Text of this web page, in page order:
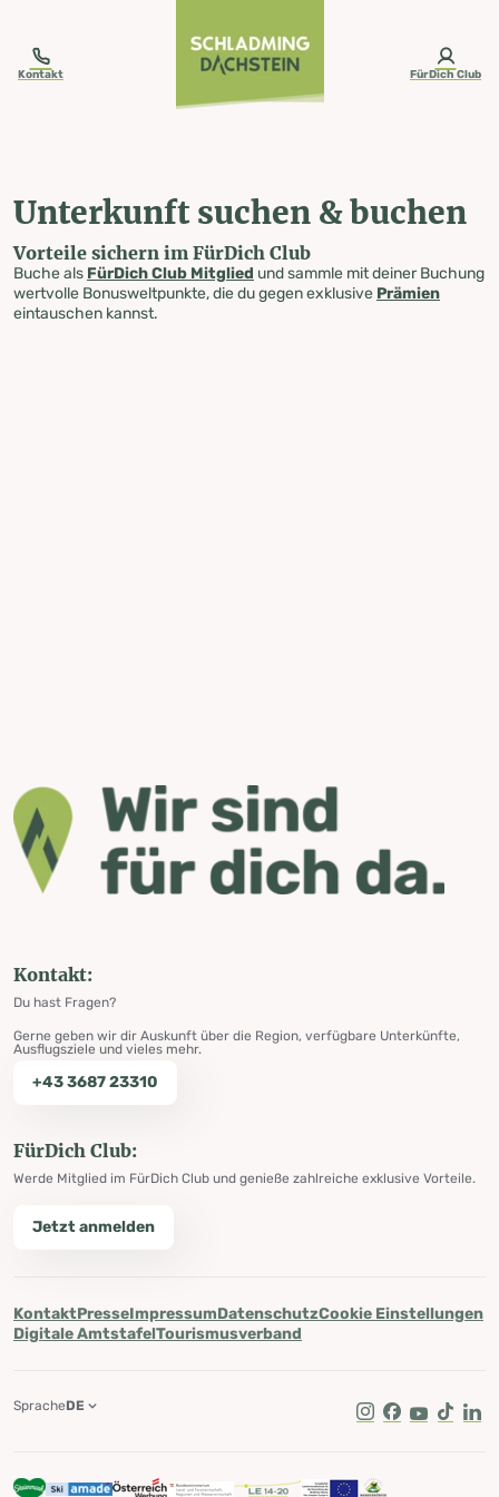
Kontakt FürDich Club
Unterkunft suchen & buchen
Vorteile sichern im FürDich Club
Buche als FürDich Club Mitglied und sammle mit deiner Buchung
wertvolle Bonusweltpunkte, die du gegen exklusive Prämien
eintauschen kannst.
Kontakt:
Du hast Fragen?
Gerne geben wir dir Auskunft über die Region, verfügbare Unterkünfte,
Ausflugsziele und vieles mehr.
+43 3687 23310
FürDich Club:
Werde Mitglied im FürDich Club und genieße zahlreiche exklusive Vorteile.
Jetzt anmelden
KontaktPresseImpressumDatenschutzCookie Einstellungen
Digitale AmtstafelTourismusverband
Instagram
Facebook
Youtube
Tik Tok
SpracheDE